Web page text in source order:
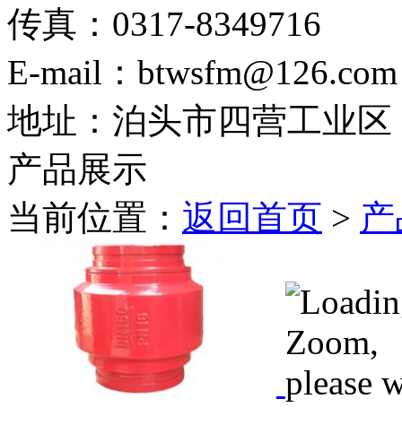
传真：0317-8349716
E-mail：btwsfm@126.com
地址：泊头市四营工业区
产品展示
当前位置： 返回首页 >